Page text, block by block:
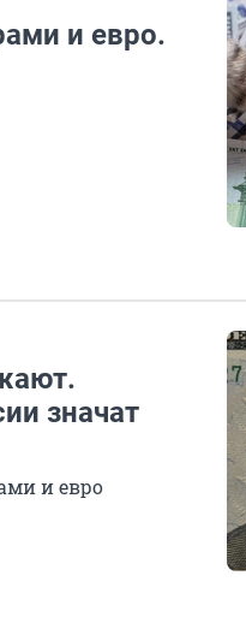
и евро.
значат
и евро